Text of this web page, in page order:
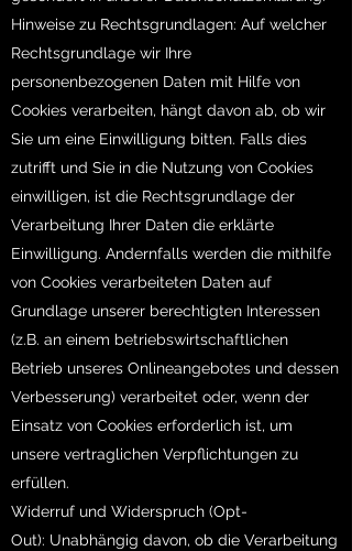
Hinweise zu Rechtsgrundlagen: Auf welcher
Rechtsgrundlage wir Ihre
personenbezogenen Daten mit Hilfe von
Cookies verarbeiten, hängt davon ab, ob wir
Sie um eine Einwilligung bitten. Falls dies
zutrifft und Sie in die Nutzung von Cookies
einwilligen, ist die Rechtsgrundlage der
Verarbeitung Ihrer Daten die erklärte
Einwilligung. Andernfalls werden die mithilfe
von Cookies verarbeiteten Daten auf
Grundlage unserer berechtigten Interessen
(z.B. an einem betriebswirtschaftlichen
Betrieb unseres Onlineangebotes und dessen
Verbesserung) verarbeitet oder, wenn der
Einsatz von Cookies erforderlich ist, um
unsere vertraglichen Verpflichtungen zu
erfüllen.
Widerruf und Widerspruch (Opt-
Out): Unabhängig davon, ob die Verarbeitung